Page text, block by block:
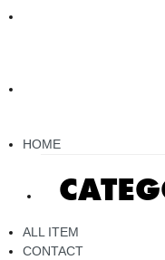
HOME
ALL ITEM
CONTACT